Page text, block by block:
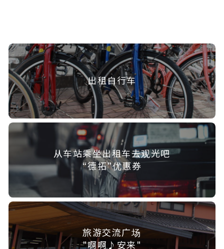
出租自行车
从车站乘坐出租车去观光吧
“德拓”优惠券
旅游交流广场
"啊啊♪安来"